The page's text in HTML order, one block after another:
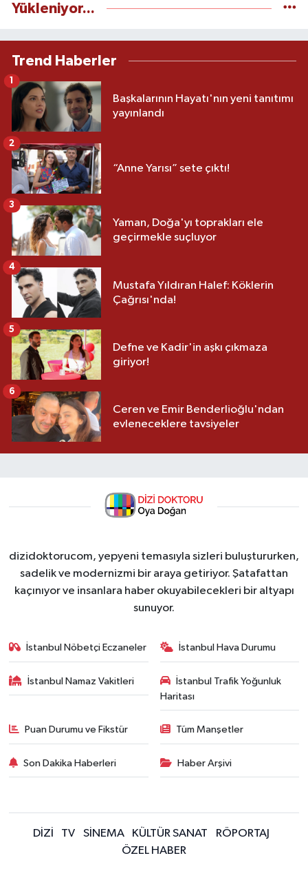
Yükleniyor...
Trend Haberler
Başkalarının Hayatı'nın yeni tanıtımı
yayınlandı
1
“Anne Yarısı” sete çıktı!
2
Yaman, Doğa'yı toprakları ele
geçirmekle suçluyor
3
Mustafa Yıldıran Halef: Köklerin
Çağrısı'nda!
4
Defne ve Kadir'in aşkı çıkmaza
giriyor!
5
Ceren ve Emir Benderlioğlu'ndan
evleneceklere tavsiyeler
6
dizidoktorucom, yepyeni temasıyla sizleri buluştururken,
sadelik ve modernizmi bir araya getiriyor. Şatafattan
kaçınıyor ve insanlara haber okuyabilecekleri bir altyapı
sunuyor.
İstanbul Nöbetçi Eczaneler İstanbul Hava Durumu
İstanbul Namaz Vakitleri
İstanbul Trafik Yoğunluk
Haritası
Puan Durumu ve Fikstür Tüm Manşetler
Son Dakika Haberleri Haber Arşivi
DİZİ TV SİNEMA KÜLTÜR SANAT
RÖPORTAJ
ÖZEL HABER